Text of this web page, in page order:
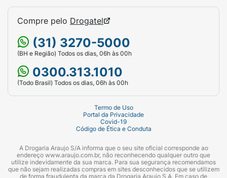
Compre pelo Drogatel
(31) 3270-5000
(BH e Região) Todos os dias, 06h às 00h
0300.313.1010
(Todo Brasil) Todos os dias, 06h às 00h
Termo de Uso
Portal da Privacidade
Covid-19
Código de Ética e Conduta
A Drogaria Araujo S/A informa que o seu site oficial corresponde ao
endereço www.araujo.com.br, não reconhecendo qualquer outro que
utilize indevidamente da sua marca. Para sua segurança recomendamos
que não sejam realizadas compras em sites desconhecidos que se utilizem
de forma fraudulenta da marca da Drogaria Araujo S.A. Em caso de